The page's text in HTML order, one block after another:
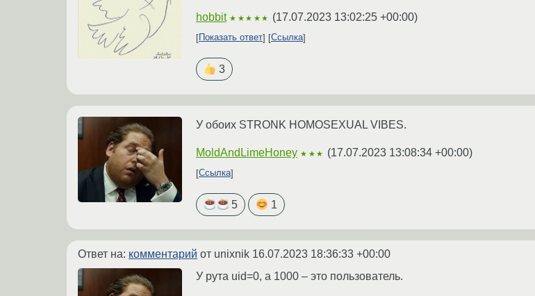
hobbit ★★★★★ (17.07.2023 13:02:25 +00:00)
Показать ответ Ссылка
3
У обоих STRONK HOMOSEXUAL VIBES.
MoldAndLimeHoney ★★★ (17.07.2023 13:08:34 +00:00)
Ссылка
5 1
Ответ на: комментарий от unixnik 16.07.2023 18:36:33 +00:00
У рута uid=0, а 1000 – это пользователь.